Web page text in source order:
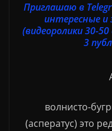
Приглашаю в
интересные и
(видеоролики 30-
3
волнисто-
(асператус) это